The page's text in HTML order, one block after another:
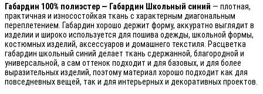
Габардин 100% полиэстер — Габардин Школьный синий — плотная,
практичная и износостойкая ткань с характерным диагональным
переплетением. Габардин хорошо держит форму, аккуратно выглядит в
изделии и широко используется для пошива одежды, школьной формы,
костюмных изделий, аксессуаров и домашнего текстиля. Расцветка
габардин школьный синий делает ткань сдержанной, благородной и
универсальной, а сам оттенок подходит и для базовых, и для более
выразительных изделий, поэтому материал хорошо подходит как для
повседневных вещей, так и для интерьерных и декоративных проектов.